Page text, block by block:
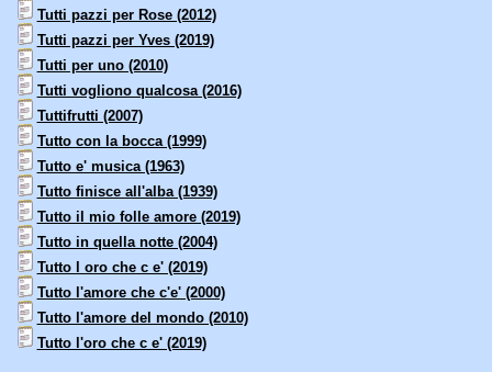
Tutti pazzi per Rose (2012)
Tutti pazzi per Yves (2019)
Tutti per uno (2010)
Tutti vogliono qualcosa (2016)
Tuttifrutti (2007)
Tutto con la bocca (1999)
Tutto e' musica (1963)
Tutto finisce all'alba (1939)
Tutto il mio folle amore (2019)
Tutto in quella notte (2004)
Tutto l oro che c e' (2019)
Tutto l'amore che c'e' (2000)
Tutto l'amore del mondo (2010)
Tutto l'oro che c e' (2019)